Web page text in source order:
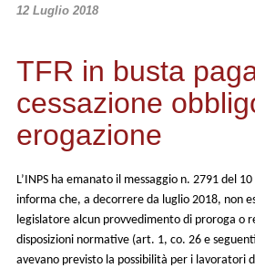
12 Luglio 2018
TFR in busta
cessazione
erogazione
L’INPS ha emanato il messaggio n. 2791 del
informa che, a decorrere da luglio 2018, non
legislatore alcun provvedimento di proroga o
disposizioni normative (art. 1, co. 26 e
avevano previsto la possibilità per i lavoratori